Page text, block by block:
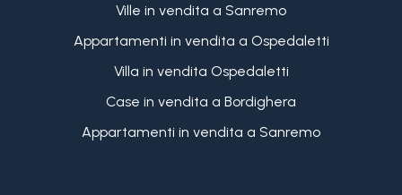
Ville in vendita a Sanremo
Appartamenti in vendita a Ospedaletti
Villa in vendita Ospedaletti
Case in vendita a Bordighera
Appartamenti in vendita a Sanremo